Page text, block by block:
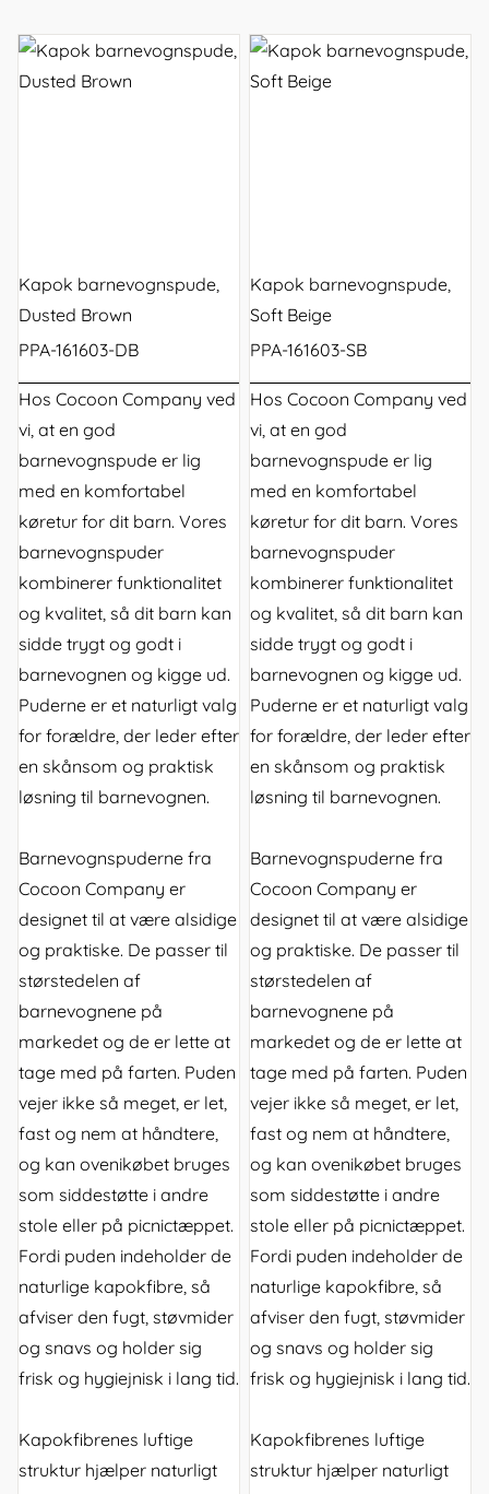
Kapok barnevognspude,
Dusted Brown
PPA-161603-DB
Hos Cocoon Company ved
vi, at en god
barnevognspude er lig
med en komfortabel
køretur for dit barn. Vores
barnevognspuder
kombinerer funktionalitet
og kvalitet, så dit barn kan
sidde trygt og godt i
barnevognen og kigge ud.
Puderne er et naturligt valg
for forældre, der leder efter
en skånsom og praktisk
løsning til barnevognen.
Barnevognspuderne fra
Cocoon Company er
designet til at være alsidige
og praktiske. De passer til
størstedelen af
barnevognene på
markedet og de er lette at
tage med på farten. Puden
vejer ikke så meget, er let,
fast og nem at håndtere,
og kan ovenikøbet bruges
som siddestøtte i andre
stole eller på picnictæppet.
Fordi puden indeholder de
naturlige kapokfibre, så
afviser den fugt, støvmider
og snavs og holder sig
frisk og hygiejnisk i lang tid.
Kapokfibrenes luftige
struktur hjælper naturligt
Kapok barnevognspude,
Soft Beige
PPA-161603-SB
Hos Cocoon Company ved
vi, at en god
barnevognspude er lig
med en komfortabel
køretur for dit barn. Vores
barnevognspuder
kombinerer funktionalitet
og kvalitet, så dit barn kan
sidde trygt og godt i
barnevognen og kigge ud.
Puderne er et naturligt valg
for forældre, der leder efter
en skånsom og praktisk
løsning til barnevognen.
Barnevognspuderne fra
Cocoon Company er
designet til at være alsidige
og praktiske. De passer til
størstedelen af
barnevognene på
markedet og de er lette at
tage med på farten. Puden
vejer ikke så meget, er let,
fast og nem at håndtere,
og kan ovenikøbet bruges
som siddestøtte i andre
stole eller på picnictæppet.
Fordi puden indeholder de
naturlige kapokfibre, så
afviser den fugt, støvmider
og snavs og holder sig
frisk og hygiejnisk i lang tid.
Kapokfibrenes luftige
struktur hjælper naturligt